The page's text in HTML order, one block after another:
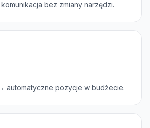
bez zmiany narzędzi.
automatyczne pozycje w budżecie.